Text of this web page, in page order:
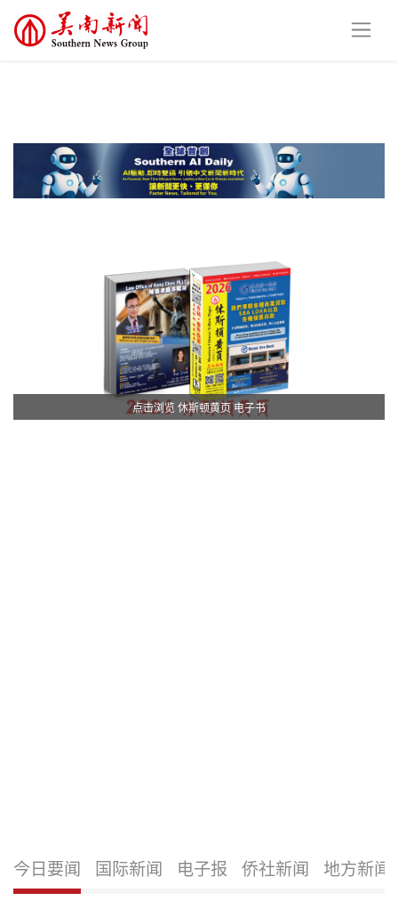
点击浏览 休斯顿黄页 电子书
今日要闻 国际新闻 电子报 侨社新闻 地方新闻